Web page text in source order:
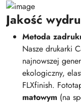
Jakość
Metoda
Nasze drukarki
najnowszej
ekologiczny,
FLXfinish.
matowym (na